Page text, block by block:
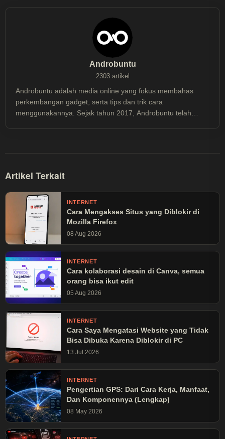
Androbuntu
2303 artikel
Androbuntu adalah media online yang fokus membahas
perkembangan gadget, serta tips dan trik cara
menggunakannya. Sejak tahun 2017, Androbuntu telah
Artikel Terkait
INTERNET
Cara Mengakses Situs yang Diblokir di
Mozilla Firefox
08 Aug 2026
INTERNET
Cara kolaborasi desain di Canva, semua
orang bisa ikut edit
05 Aug 2026
INTERNET
Cara Saya Mengatasi Website yang Tidak
Bisa Dibuka Karena Diblokir di PC
13 Jul 2026
INTERNET
Pengertian GPS: Dari Cara Kerja, Manfaat,
Dan Komponennya (Lengkap)
08 May 2026